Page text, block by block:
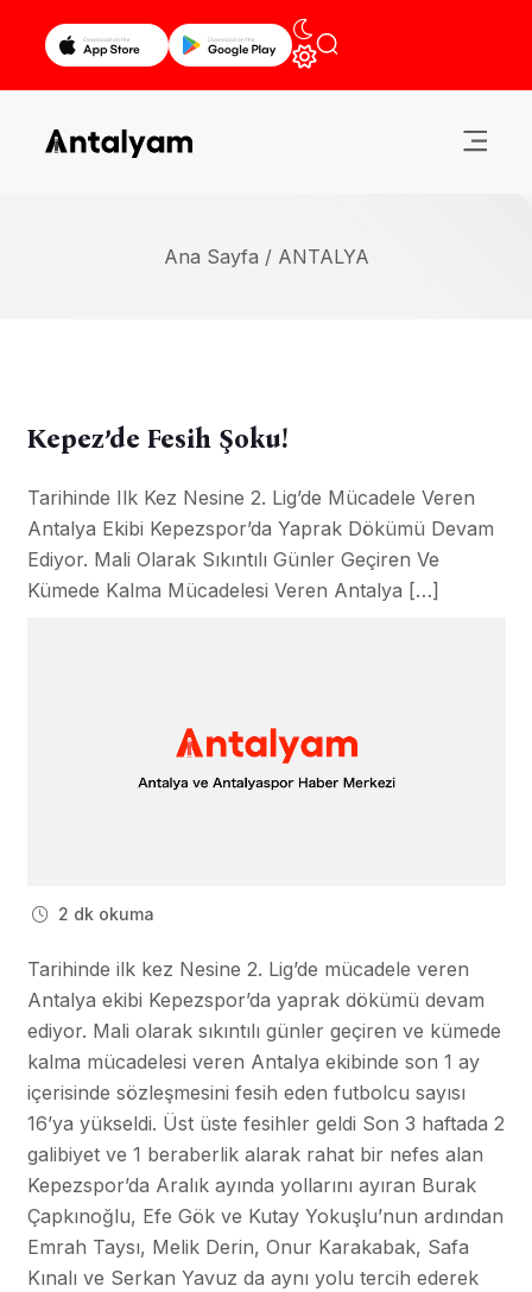
Ana Sayfa / ANTALYA
Kepez’de Fesih Şoku!
Tarihinde Ilk Kez Nesine 2. Lig’de Mücadele Veren
Antalya Ekibi Kepezspor’da Yaprak Dökümü Devam
Ediyor. Mali Olarak Sıkıntılı Günler Geçiren Ve
Kümede Kalma Mücadelesi Veren Antalya […]
2 dk okuma
Tarihinde ilk kez Nesine 2. Lig’de mücadele veren
Antalya ekibi Kepezspor’da yaprak dökümü devam
ediyor. Mali olarak sıkıntılı günler geçiren ve kümede
kalma mücadelesi veren Antalya ekibinde son 1 ay
içerisinde sözleşmesini fesih eden futbolcu sayısı
16’ya yükseldi. Üst üste fesihler geldi Son 3 haftada 2
galibiyet ve 1 beraberlik alarak rahat bir nefes alan
Kepezspor’da Aralık ayında yollarını ayıran Burak
Çapkınoğlu, Efe Gök ve Kutay Yokuşlu’nun ardından
Emrah Taysı, Melik Derin, Onur Karakabak, Safa
Kınalı ve Serkan Yavuz da aynı yolu tercih ederek